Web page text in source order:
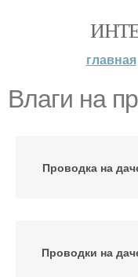
главная
Влаги на
Проводка на
Проводки на